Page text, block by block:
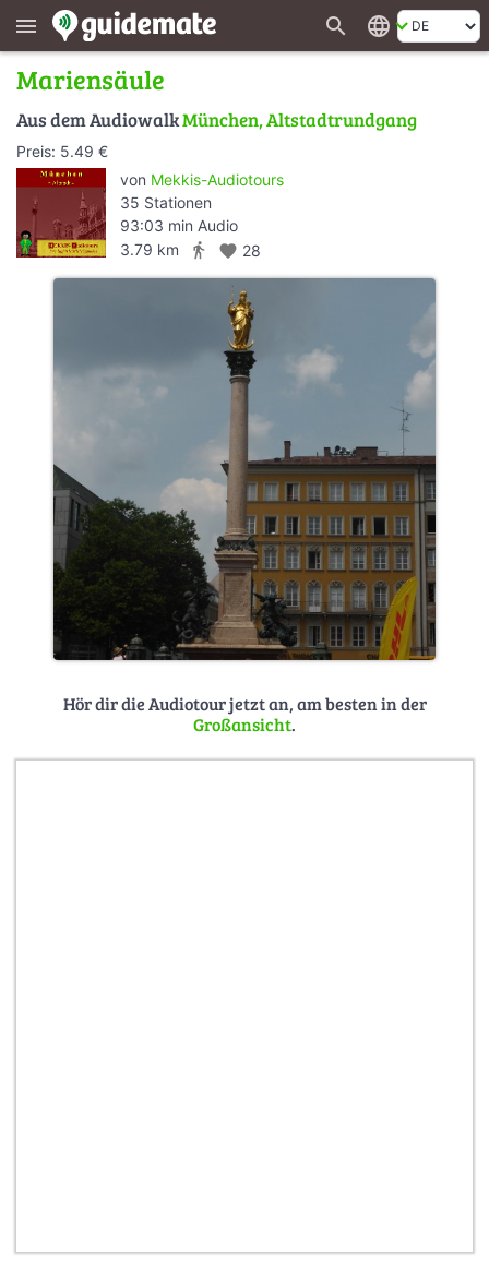
menu search language
Mariensäule
Aus dem AudiowalkMünchen, Altstadtrundgang
Preis: 5.49 €
von Mekkis-Audiotours
35 Stationen
93:03 min Audio
3.79 km
directions_walk favorite 28
Hör dir die Audiotour jetzt an, am besten in der
Großansicht.